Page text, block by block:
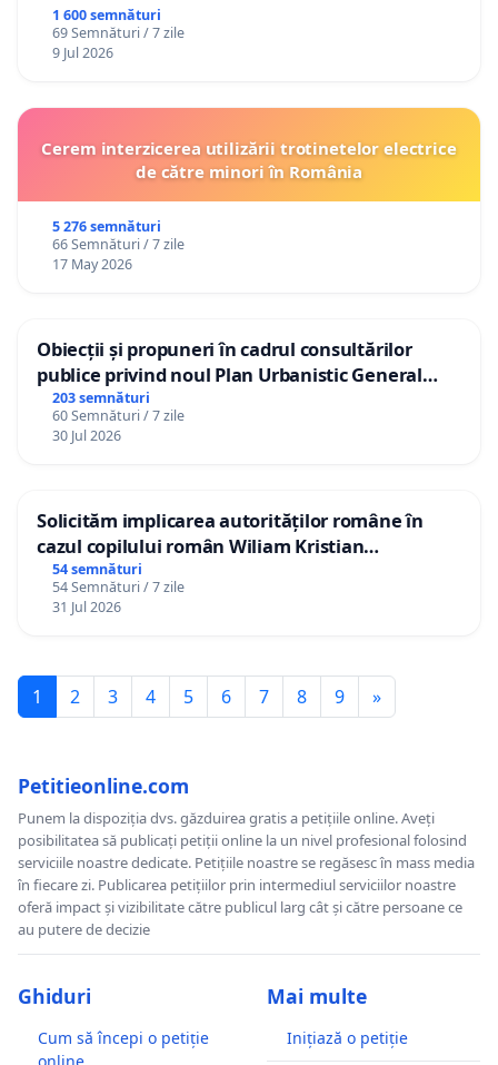
1 600 semnături
69 Semnături / 7 zile
9 Jul 2026
Cerem interzicerea utilizării trotinetelor electrice
de către minori în România
5 276 semnături
66 Semnături / 7 zile
17 May 2026
Obiecții și propuneri în cadrul consultărilor
publice privind noul Plan Urbanistic General
(PUG) Ialoveni
203 semnături
60 Semnături / 7 zile
30 Jul 2026
Solicităm implicarea autorităților române în
cazul copilului român Wiliam Kristian
Gheorghe, aflat în plasament în Danemarca de
12 ani
54 semnături
54 Semnături / 7 zile
31 Jul 2026
1 2 3 4 5 6 7 8 9 »
Petitieonline.com
Punem la dispoziția dvs. găzduirea gratis a petițiile online. Aveți
posibilitatea să publicați petiții online la un nivel profesional folosind
serviciile noastre dedicate. Petițiile noastre se regăsesc în mass media
în fiecare zi. Publicarea petițiilor prin intermediul serviciilor noastre
oferă impact și vizibilitate către publicul larg cât și către persoane ce
au putere de decizie
Ghiduri
Cum să începi o petiție
online
Mai multe
Inițiază o petiție